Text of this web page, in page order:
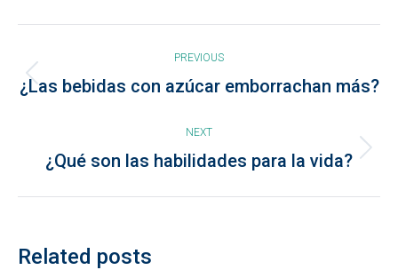
navigation
PREVIOUS
Previous
¿Las bebidas con azúcar emborrachan más?
NEXT
Next
¿Qué son las habilidades para la vida?
Related posts